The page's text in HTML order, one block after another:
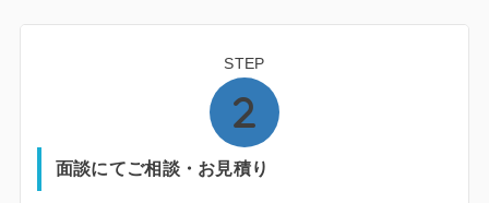
STEP
面談にてご相談・お見積り